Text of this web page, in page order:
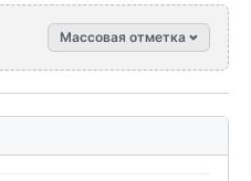
Массовая отметка